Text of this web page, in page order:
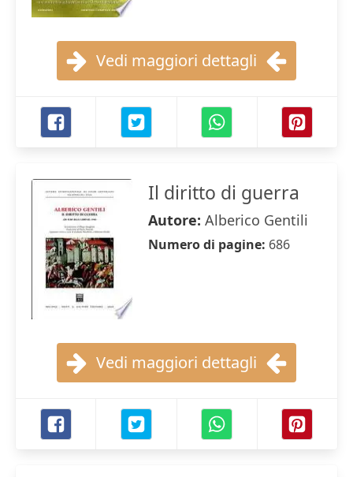
Vedi maggiori dettagli
Il diritto di guerra
Autore: Alberico Gentili
Numero di pagine: 686
Vedi maggiori dettagli